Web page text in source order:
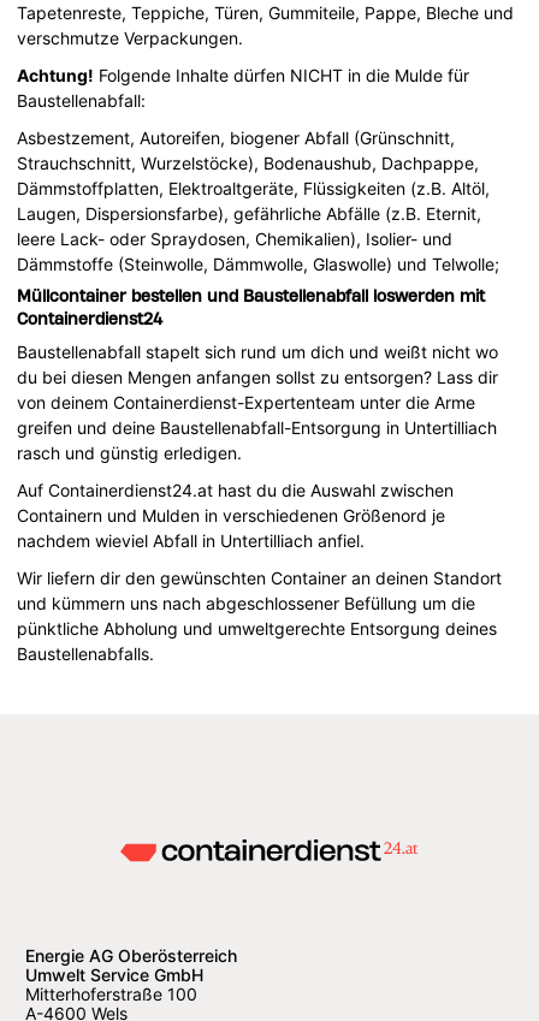
Tapetenreste, Teppiche, Türen, Gummiteile, Pappe, Bleche und
verschmutze Verpackungen.
Achtung! Folgende Inhalte dürfen NICHT in die Mulde für
Baustellenabfall:
Asbestzement, Autoreifen, biogener Abfall (Grünschnitt,
Strauchschnitt, Wurzelstöcke), Bodenaushub, Dachpappe,
Dämmstoffplatten, Elektroaltgeräte, Flüssigkeiten (z.B. Altöl,
Laugen, Dispersionsfarbe), gefährliche Abfälle (z.B. Eternit,
leere Lack- oder Spraydosen, Chemikalien), Isolier- und
Dämmstoffe (Steinwolle, Dämmwolle, Glaswolle) und Telwolle;
Müllcontainer bestellen und Baustellenabfall loswerden mit
Containerdienst24
Baustellenabfall stapelt sich rund um dich und weißt nicht wo
du bei diesen Mengen anfangen sollst zu entsorgen? Lass dir
von deinem Containerdienst-Expertenteam unter die Arme
greifen und deine Baustellenabfall-Entsorgung in Untertilliach
rasch und günstig erledigen.
Auf Containerdienst24.at hast du die Auswahl zwischen
Containern und Mulden in verschiedenen Größenord je
nachdem wieviel Abfall in Untertilliach anfiel.
Wir liefern dir den gewünschten Container an deinen Standort
und kümmern uns nach abgeschlossener Befüllung um die
pünktliche Abholung und umweltgerechte Entsorgung deines
Baustellenabfalls.
Energie AG Oberösterreich
Umwelt Service GmbH
Mitterhoferstraße 100
A-4600 Wels